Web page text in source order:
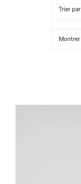
Trier par
Montrer